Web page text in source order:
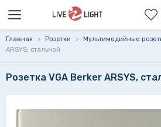
Главная > Розетки > Мультимедийные
ARSYS, стальной
Розетка VGA Berker ARSYS,